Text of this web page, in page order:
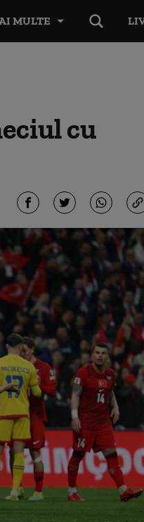
MULTE
cu